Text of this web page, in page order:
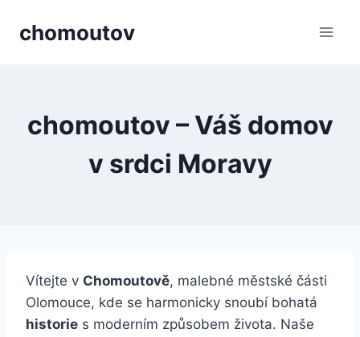
chomoutov
chomoutov – Váš domov
v srdci Moravy
Vítejte v Chomoutově, malebné městské části
Olomouce, kde se harmonicky snoubí bohatá
historie s moderním způsobem života. Naše